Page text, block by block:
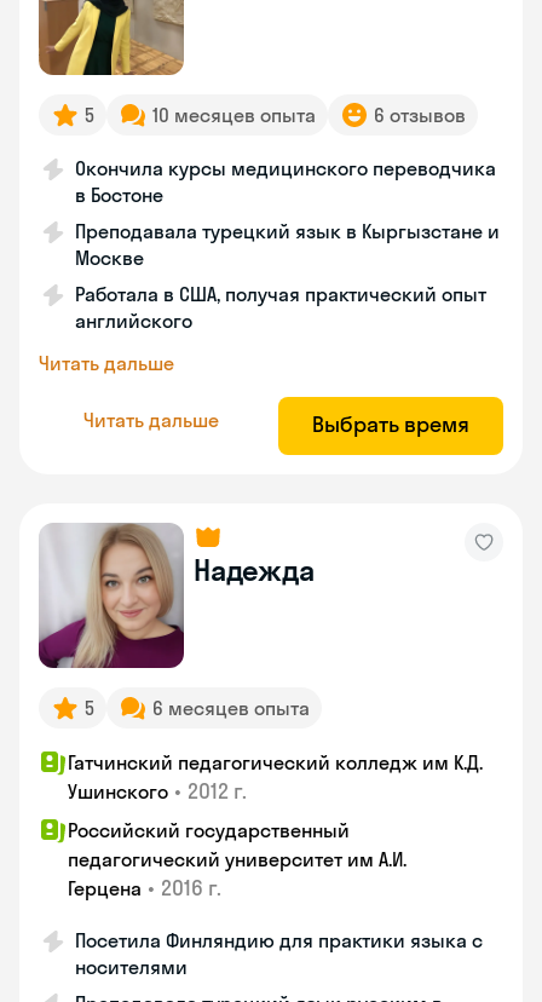
5 10 месяцев опыта 6 отзывов
Окончила курсы медицинского переводчика
в Бостоне
Преподавала турецкий язык в Кыргызстане и
Москве
Работала в США, получая практический опыт
английского
Читать дальше
Читать дальше Выбрать время
Надежда
5 6 месяцев опыта
Гатчинский педагогический колледж им К.Д.
Ушинского • 2012 г.
Российский государственный
педагогический университет им А.И.
Герцена • 2016 г.
Посетила Финляндию для практики языка с
носителями